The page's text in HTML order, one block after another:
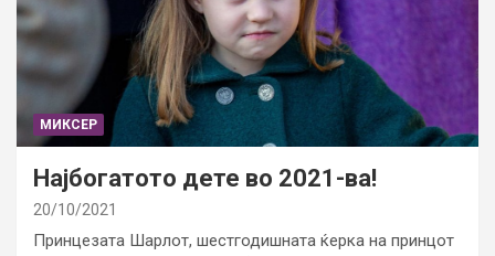
МИКСЕР
Најбогатото дете во 2021-ва!
20/10/2021
Принцезата Шарлот, шестгодишната ќерка на принцот